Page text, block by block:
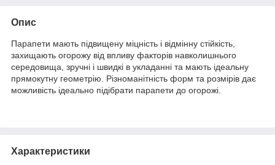
Опис
Парапети мають підвищену міцність і відмінну стійкість,
захищають огорожу від впливу факторів навколишнього
середовища, зручні і швидкі в укладанні та мають ідеальну
прямокутну геометрію. Різноманітність форм та розмірів дає
можливість ідеально підібрати парапети до огорожі.
Характеристики